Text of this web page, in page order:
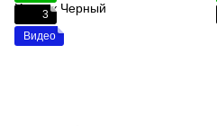
3
Видео